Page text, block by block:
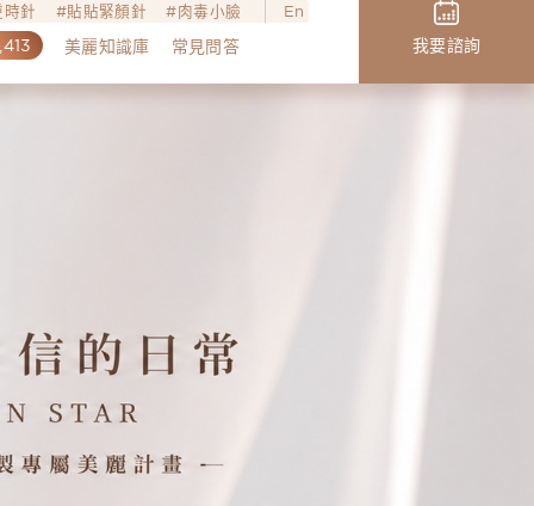
針 貼貼緊顏針 肉毒小臉 En
美麗知識庫 常見問答 我要諮詢